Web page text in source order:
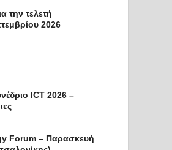
την τελετή
2026
ICT 2026 –
Forum – Παρασκευή